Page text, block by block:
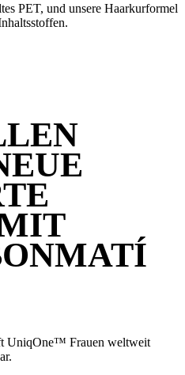
PET, und unsere Haarkurformel
UniqOne™ Frauen weltweit